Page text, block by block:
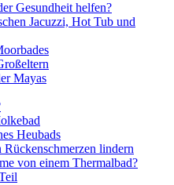
Gesundheit helfen?
Jacuzzi, Hot Tub und
Mayas
Heubads
lindern
von einem Thermalbad?